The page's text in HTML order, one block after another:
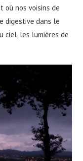
où nos voisins de
digestive dans le
ciel, les lumières de